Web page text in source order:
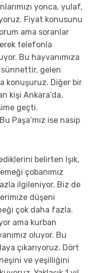
yonca, yulaf,
Fiyat konusunu
ama soranlar
telefonla
Bu hayvanımıza
sünnettir, gelen
konuşuruz. Diğer bir
kişi Ankara’da,
geçti.
Paşa’mız ise nasip
belirten Işık,
çobanımız
ilgileniyor. Biz de
düşeni
çok daha fazla.
ama kurban
oluyor. Bu
çıkarıyoruz. Dört
ve yeşilliğini